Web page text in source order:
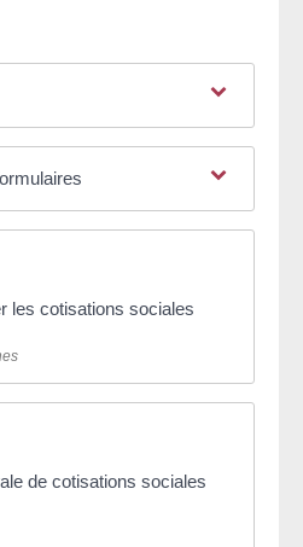
les cotisations sociales
de cotisations sociales